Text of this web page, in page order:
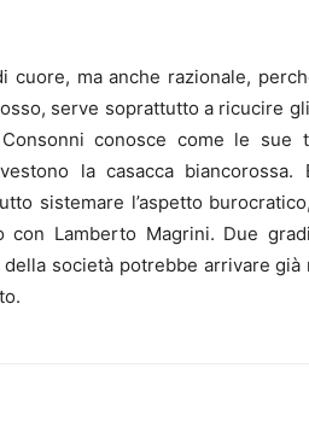
cuore, ma anche razionale,
serve soprattutto a ricucire
conosce come le sue
la casacca biancorossa.
sistemare l’aspetto
Lamberto Magrini. Due
della società potrebbe arrivare